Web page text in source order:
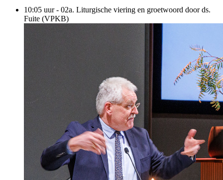
10:05 uur - 02a. Liturgische viering en groetwoord door ds.
Fuite (VPKB)